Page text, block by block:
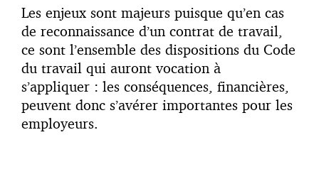
Les enjeux sont majeurs puisque qu’en cas
de reconnaissance d’un contrat de travail,
ce sont l’ensemble des dispositions du Code
du travail qui auront vocation à
s’appliquer : les conséquences, financières,
peuvent donc s’avérer importantes pour les
employeurs.